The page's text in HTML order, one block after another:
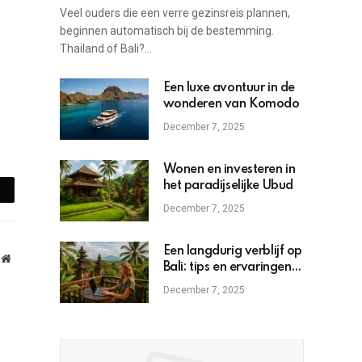
Website
Veel ouders die een verre gezinsreis plannen,
beginnen automatisch bij de bestemming.
Thailand of Bali?…
Een luxe avontuur in de
wonderen van Komodo
December 7, 2025
Wonen en investeren in
het paradijselijke Ubud
December 7, 2025
Een langdurig verblijf op
Bali: tips en ervaringen
voor expats
December 7, 2025